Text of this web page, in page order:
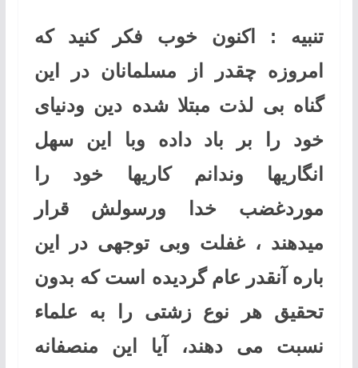
تنبیه : اکنون خوب فکر کنید که
امروزه چقدر از مسلمانان در این
گناه بی لذت مبتلا شده دین ودنیای
خود را بر باد داده وبا این سهل
انگاریها وندانم کاریها خود را
موردغضب خدا ورسولش قرار
میدهند ، غفلت وبی توجهی در این
باره آنقدر عام گردیده است که بدون
تحقیق هر نوع زشتی را به علماء
نسبت می دهند، آیا این منصفانه